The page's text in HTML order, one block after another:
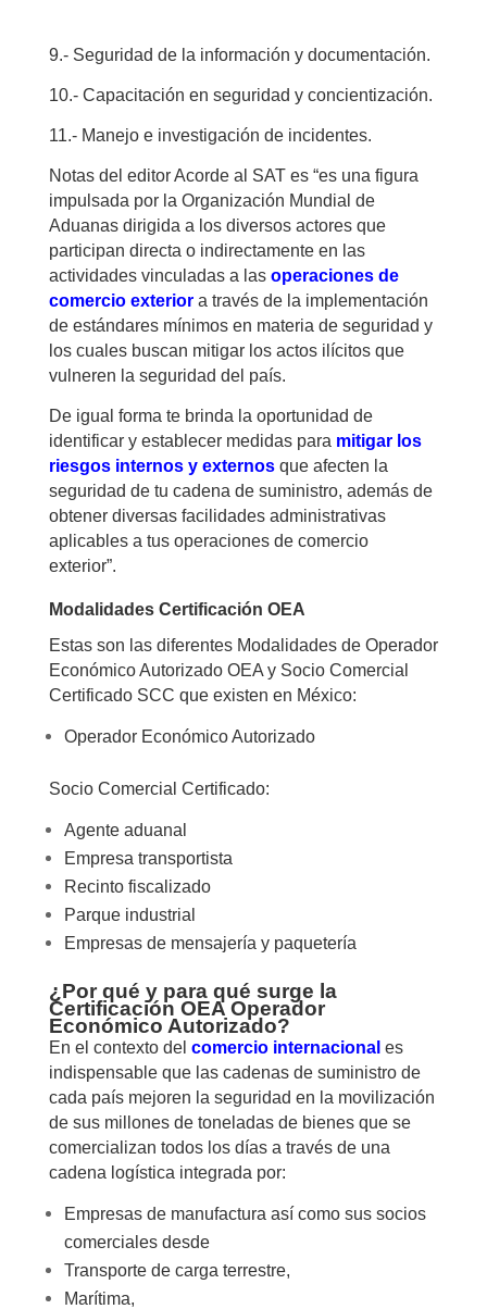
9.- Seguridad de la información y documentación.
10.- Capacitación en seguridad y concientización.
11.- Manejo e investigación de incidentes. ​​​​​​​​​​​​​​​
Notas del editor Acorde al SAT es “es una figura
impulsada por la Organización Mundial de
Aduanas dirigida a los diversos actores que
participan directa o indirectamente en las
actividades vinculadas a las operaciones de
comercio exteriora través de la implementación
de estándares mínimos en materia de seguridad y
los cuales buscan mitigar los actos ilícitos que
vulneren la seguridad del país.
De igual forma te brinda la oportunidad de
identificar y establecer medidas para mitigar los
riesgos internos y externosque afecten la
seguridad de tu cadena de suministro, además de
obtener diversas facilidades administrativas
aplicables a tus operaciones de comercio
exterior”.
Modalidades Certificación OEA
Estas son las diferentes Modalidades de Operador
Económico Autorizado OEA y Socio Comercial
Certificado SCC que existen en México:
Operador Económico Autorizado
Socio Comercial Certificado:
Agente aduanal
Empresa transportista
Recinto fiscalizado
Parque industrial
Empresas de mensajería y paquetería
¿Por qué y para qué surge la
Certificación OEA Operador
Económico Autorizado?
En el contexto del comercio internacional es
indispensable que las cadenas de suministro de
cada país mejoren la seguridad en la movilización
de sus millones de toneladas de bienes que se
comercializan todos los días a través de una
cadena logística integrada por:
Empresas de manufactura así como sus socios
comerciales desde
Transporte de carga terrestre,
Marítima,